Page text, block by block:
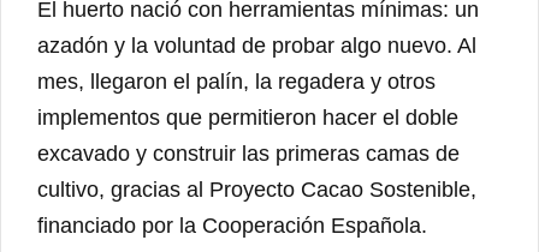
El huerto nació con herramientas mínimas: un
azadón y la voluntad de probar algo nuevo. Al
mes, llegaron el palín, la regadera y otros
implementos que permitieron hacer el doble
excavado y construir las primeras camas de
cultivo, gracias al Proyecto Cacao Sostenible,
financiado por la Cooperación Española.